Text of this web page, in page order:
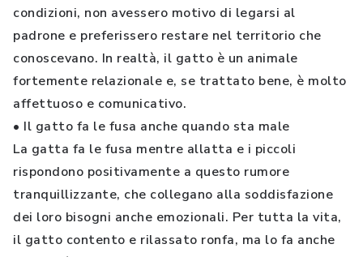
condizioni, non avessero motivo di legarsi al
padrone e preferissero restare nel territorio che
conoscevano. In realtà, il gatto è un animale
fortemente relazionale e, se trattato bene, è molto
affettuoso e comunicativo.
• Il gatto fa le fusa anche quando sta male
La gatta fa le fusa mentre allatta e i piccoli
rispondono positivamente a questo rumore
tranquillizzante, che collegano alla soddisfazione
dei loro bisogni anche emozionali. Per tutta la vita,
il gatto contento e rilassato ronfa, ma lo fa anche